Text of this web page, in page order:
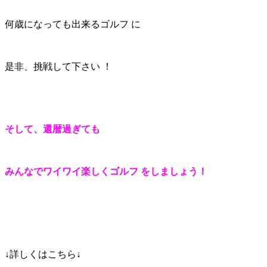
何歳になっても出来るゴルフ に
是非、挑戦して下さい ！
そして、還暦過ぎても
みんなでワイワイ楽しくゴルフ をしましょう！
↓詳しくはこちら↓